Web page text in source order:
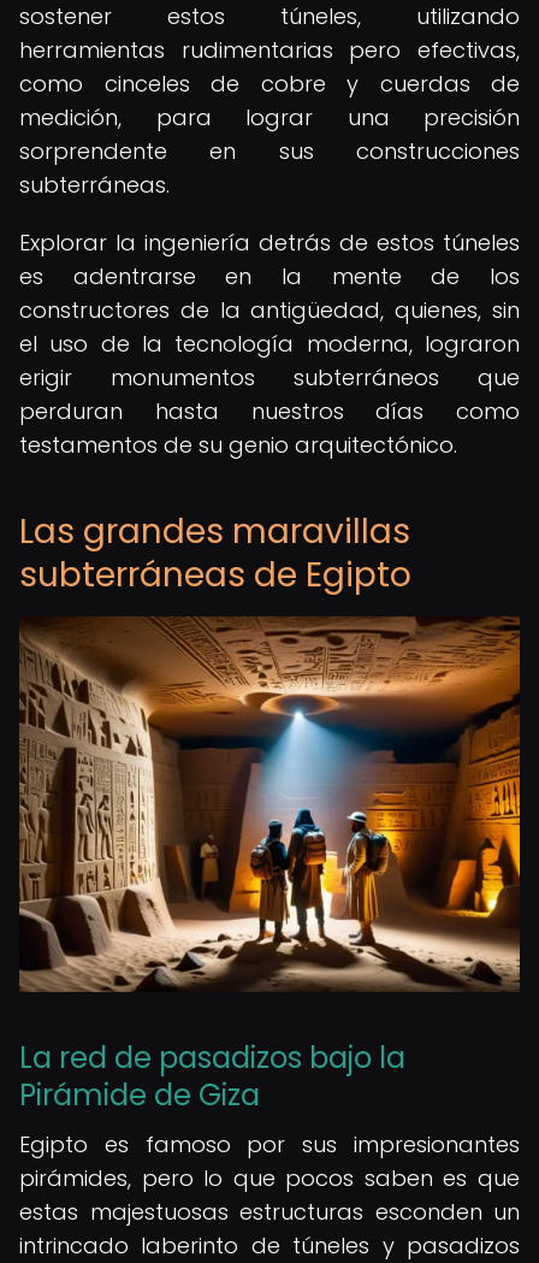
sostener estos túneles, utilizando
herramientas rudimentarias pero efectivas,
como cinceles de cobre y cuerdas de
medición, para lograr una precisión
sorprendente en sus construcciones
subterráneas.
Explorar la ingeniería detrás de estos túneles
es adentrarse en la mente de los
constructores de la antigüedad, quienes, sin
el uso de la tecnología moderna, lograron
erigir monumentos subterráneos que
perduran hasta nuestros días como
testamentos de su genio arquitectónico.
Las grandes maravillas
subterráneas de Egipto
La red de pasadizos bajo la
Pirámide de Giza
Egipto es famoso por sus impresionantes
pirámides, pero lo que pocos saben es que
estas majestuosas estructuras esconden un
intrincado laberinto de túneles y pasadizos